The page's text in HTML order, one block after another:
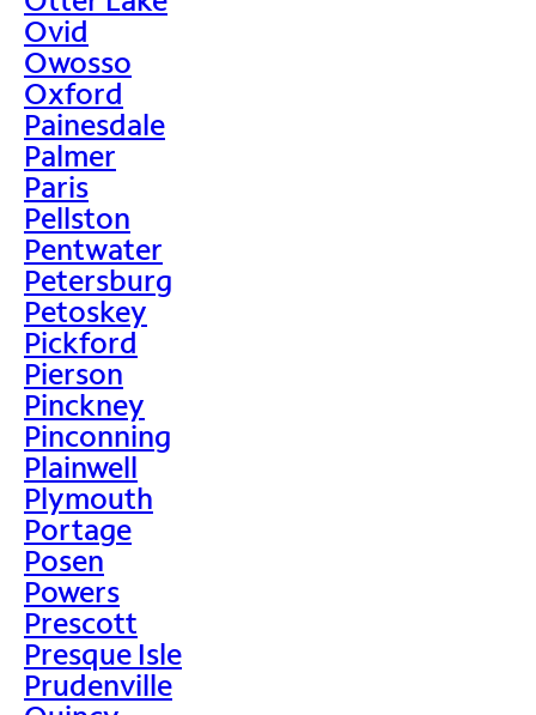
Ovid
Owosso
Oxford
Painesdale
Palmer
Paris
Pellston
Pentwater
Petersburg
Petoskey
Pickford
Pierson
Pinckney
Pinconning
Plainwell
Plymouth
Portage
Posen
Powers
Prescott
Presque Isle
Prudenville